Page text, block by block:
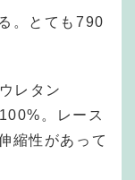
。とても790
レタン
。レース
縮性があって